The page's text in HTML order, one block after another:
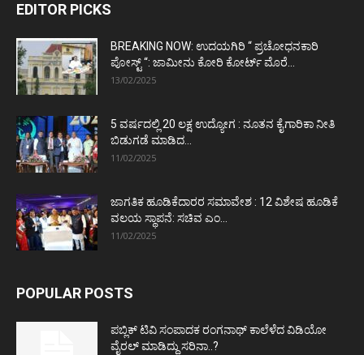
EDITOR PICKS
BREAKING NOW: ಉದಯಗಿರಿ “ ಪ್ರಚೋಧನಕಾರಿ
ಪೋಸ್ಟ್‌ “: ಜಾಮೀನು ಕೋರಿ ಕೋರ್ಟ್‌ ಮೊರೆ...
13/02/2025
5 ವರ್ಷದಲ್ಲಿ 20 ಲಕ್ಷ ಉದ್ಯೋಗ : ನೂತನ ಕೈಗಾರಿಕಾ ನೀತಿ
ಬಿಡುಗಡೆ ಮಾಡಿದ...
11/02/2025
ಜಾಗತಿಕ ಹೂಡಿಕೆದಾರರ ಸಮಾವೇಶ : 12 ವಿಶೇಷ ಹೂಡಿಕೆ
ವಲಯ ಸ್ಥಾಪನೆ: ಸಚಿವ ಎಂ...
11/02/2025
POPULAR POSTS
ಪಬ್ಲಿಕ್ ಟಿವಿ ಸಂಪಾದಕ ರಂಗನಾಥ್ ಕಾಲೆಳೆದ ವಿಡಿಯೋ
ವೈರಲ್ ಮಾಡಿದ್ದು ಸರಿನಾ..?